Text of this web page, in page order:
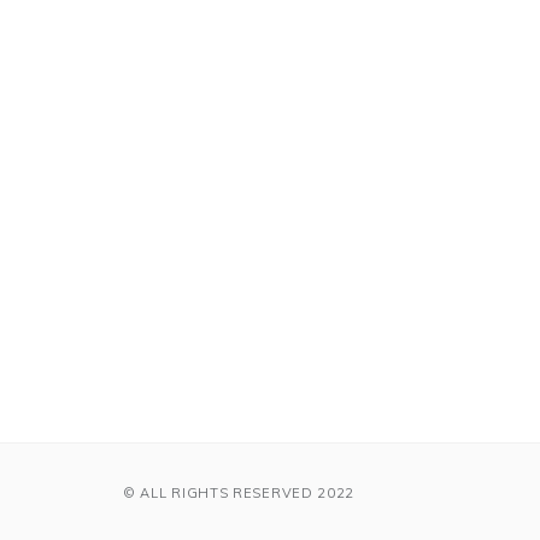
© ALL RIGHTS RESERVED 2022